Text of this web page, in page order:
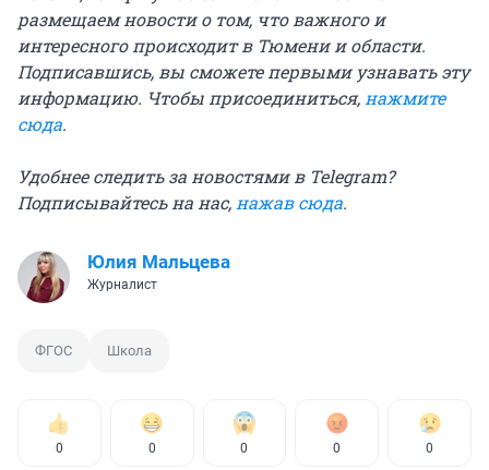
размещаем новости о том, что важного и
интересного происходит в Тюмени и области.
Подписавшись, вы сможете первыми узнавать эту
информацию. Чтобы присоединиться,нажмите
сюда.
Удобнее следить за новостями в Telegram?
Подписывайтесь на нас,нажав сюда.
Юлия Мальцева
Журналист
ФГОС Школа
0 0 0 0 0